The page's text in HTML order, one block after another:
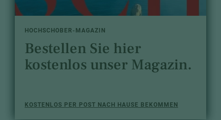
HOCHSCHOBER-MAGAZIN
Bestellen Sie hier
kostenlos unser Magazin.
KOSTENLOS PER POST NACH HAUSE BEKOMMEN